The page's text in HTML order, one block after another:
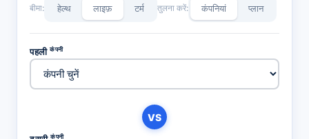
बीमा: हेल्थ लाइफ़ टर्म तुलना करें: कंपनियां प्लान
पहली कंपनी
VS
कंपनी